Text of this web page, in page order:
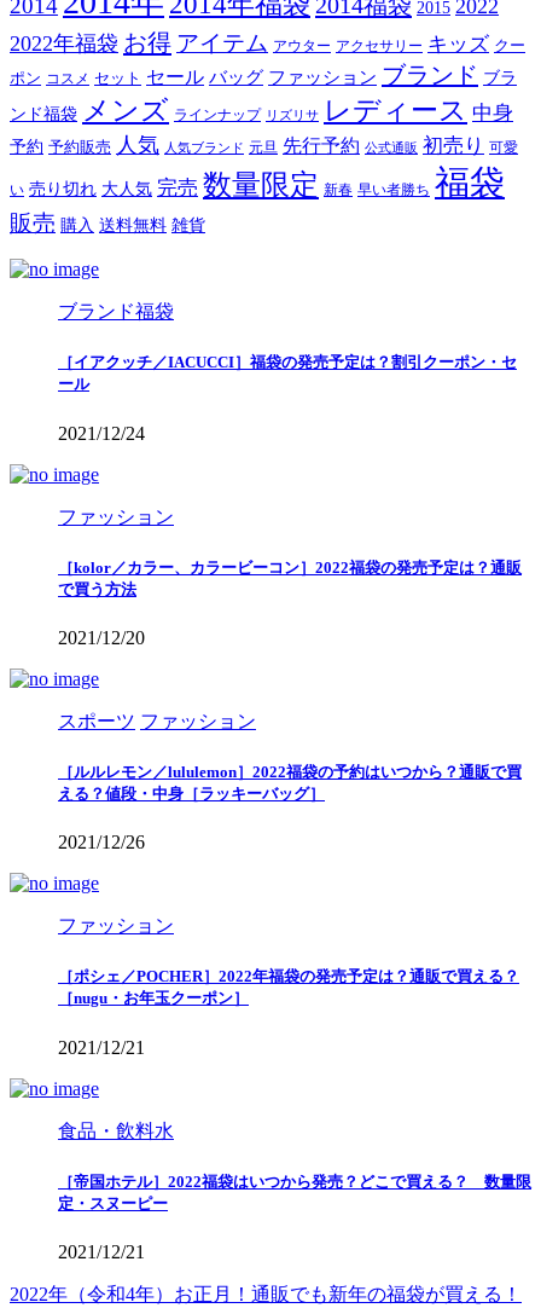
2014 2015 2022
2022年福袋 お得 アイテム アウター アクセサリー キッズ クー
ポン コスメ セット セール バッグ ファッション ブランド ブラ
ンド福袋 メンズ ラインナップ リズリサ レディース 中身
予約 予約販売 人気 人気ブランド 元旦 先行予約 公式通販 初売り 可愛
い 売り切れ 大人気 完売 数量限定 新春 早い者勝ち 福袋
販売 購入 送料無料 雑貨
ブランド福袋
［イアクッチ／IACUCCI］福袋の発売予定は？割引クーポン・セ
ール
2021/12/24
ファッション
［kolor／カラー、カラービーコン］2022福袋の発売予定は？通販
で買う方法
2021/12/20
スポーツ ファッション
［ルルレモン／lululemon］2022福袋の予約はいつから？通販で買
える？値段・中身［ラッキーバッグ］
2021/12/26
ファッション
［ポシェ／POCHER］2022年福袋の発売予定は？通販で買える？
［nugu・お年玉クーポン］
2021/12/21
食品・飲料水
［帝国ホテル］2022福袋はいつから発売？どこで買える？ 数量限
定・スヌーピー
2021/12/21
2022年（令和4年）お正月！通販でも新年の福袋が買える！